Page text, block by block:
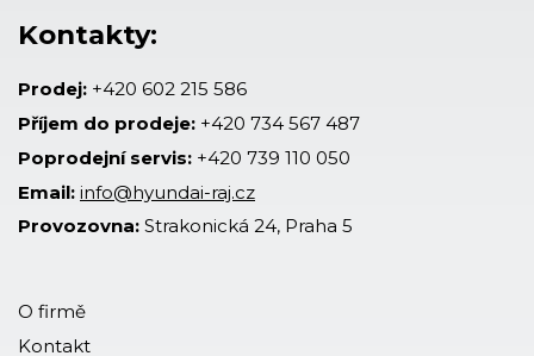
Kontakty:
Prodej: +420 602 215 586
Příjem do prodeje: +420 734 567 487
Poprodejní servis: +420 739 110 050
Email: info@hyundai-raj.cz
Provozovna: Strakonická 24, Praha 5
O firmě
Kontakt